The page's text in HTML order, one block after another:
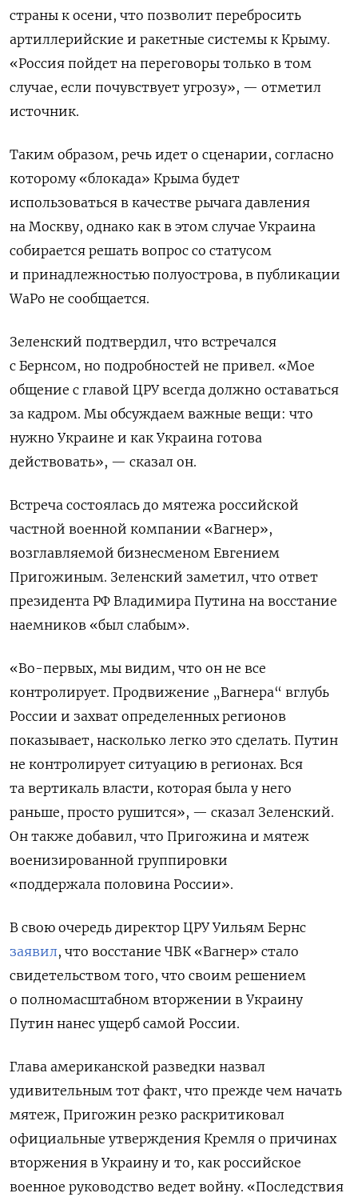
страны к осени, что позволит перебросить
артиллерийские и ракетные системы к Крыму.
«Россия пойдет на переговоры только в том
случае, если почувствует угрозу», — отметил
источник.
Таким образом, речь идет о сценарии, согласно
которому «блокада» Крыма будет
использоваться в качестве рычага давления
на Москву, однако как в этом случае Украина
собирается решать вопрос со статусом
и принадлежностью полуострова, в публикации
WaPo не сообщается.
Зеленский подтвердил, что встречался
с Бернсом, но подробностей не привел. «Мое
общение с главой ЦРУ всегда должно оставаться
за кадром. Мы обсуждаем важные вещи: что
нужно Украине и как Украина готова
действовать», — сказал он.
Встреча состоялась до мятежа российской
частной военной компании «Вагнер»,
возглавляемой бизнесменом Евгением
Пригожиным. Зеленский заметил, что ответ
президента РФ Владимира Путина на восстание
наемников «был слабым».
«Во-первых, мы видим, что он не все
контролирует. Продвижение „Вагнера“ вглубь
России и захват определенных регионов
показывает, насколько легко это сделать. Путин
не контролирует ситуацию в регионах. Вся
та вертикаль власти, которая была у него
раньше, просто рушится», — сказал Зеленский.
Он также добавил, что Пригожина и мятеж
военизированной группировки
«поддержала половина России».
В свою очередь директор ЦРУ Уильям Бернс
заявил, что восстание ЧВК «Вагнер» стало
свидетельством того, что своим решением
о полномасштабном вторжении в Украину
Путин нанес ущерб самой России.
Глава американской разведки назвал
удивительным тот факт, что прежде чем начать
мятеж, Пригожин резко раскритиковал
официальные утверждения Кремля о причинах
вторжения в Украину и то, как российское
военное руководство ведет войну. «Последствия